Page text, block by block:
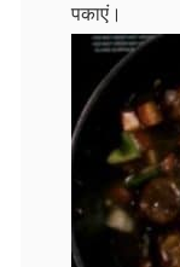
पकाएं।